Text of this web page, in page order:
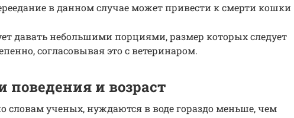
в данном случае может привести к смерти кошки
давать небольшими порциями, размер которых следует
согласовывая это с ветеринаром.
поведения и возраст
словам ученых, нуждаются в воде гораздо меньше, чем